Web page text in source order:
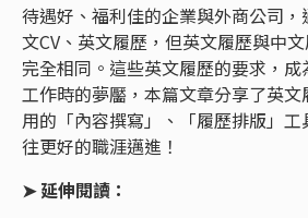
待遇好、福利佳的企業與外商公司
文CV、英文履歷，但英文履歷與中
完全相同。這些英文履歷的要求，
工作時的夢靨，本篇文章分享了英
用的「內容撰寫」、「履歷排版」
往更好的職涯邁進！
➤ 延伸閱讀：